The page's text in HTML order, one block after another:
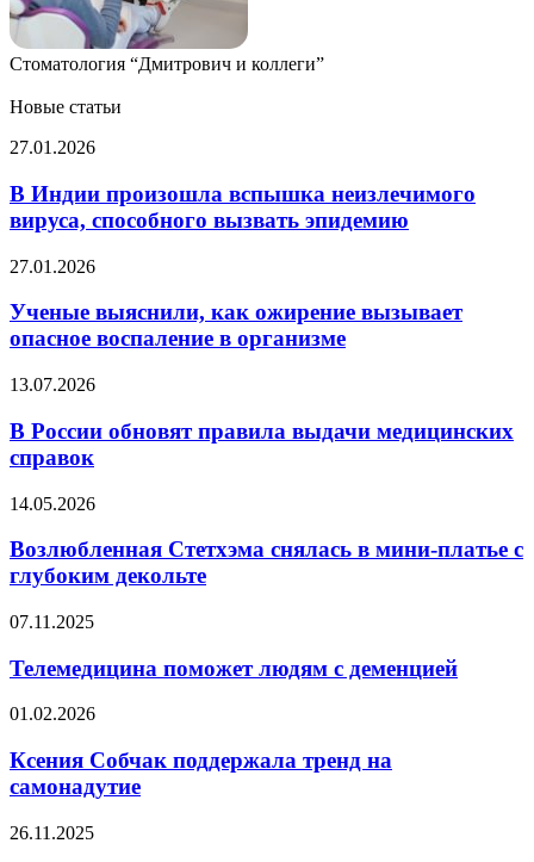
Стоматология “Дмитрович и коллеги”
Новые статьи
В
произошла
вспышка
неизлечимого
способного
эпидемию
27.01.2026
В Индии произошла вспышка неизлечимого
вируса, способного вызвать эпидемию
Ученые
как
вызывает
воспаление
организме
27.01.2026
Ученые выяснили, как ожирение вызывает
опасное воспаление в организме
В
обновят
правила
выдачи
справок
13.07.2026
В России обновят правила выдачи медицинских
справок
Возлюбленная
снялась
мини-
с
декольте
14.05.2026
Возлюбленная Стетхэма снялась в мини-платье с
глубоким декольте
Телемедицина
людям
с
деменцией
07.11.2025
Телемедицина поможет людям с деменцией
Ксения
поддержала
тренд
на
01.02.2026
Ксения Собчак поддержала тренд на
самонадутие
В
26.11.2025